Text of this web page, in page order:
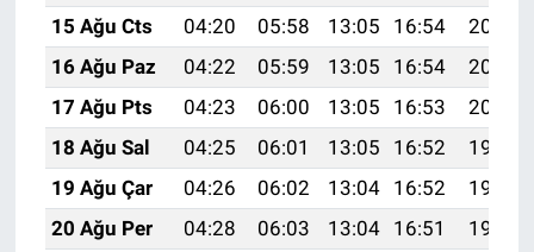
15 Ağu Cts
04:20 05:58 13:05 16:54
20:02
16 Ağu Paz
04:22 05:59 13:05 16:54
20:01
17 Ağu Pts
04:23 06:00 13:05 16:53
20:00
18 Ağu Sal
04:25 06:01 13:05 16:52
19:58
19 Ağu Çar
04:26 06:02 13:04 16:52
19:57
20 Ağu Per
04:28 06:03 13:04 16:51
19:55